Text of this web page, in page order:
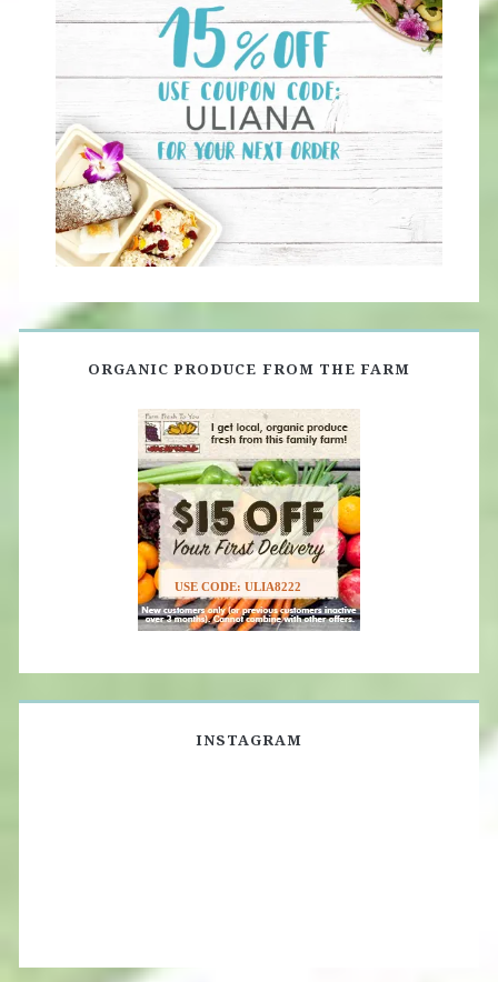
ORGANIC PRODUCE FROM THE FARM
USE CODE: ULIA8222
INSTAGRAM